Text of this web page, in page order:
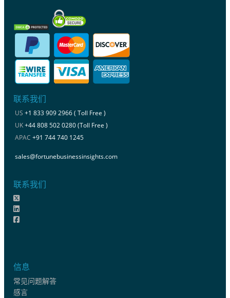
联系我们
US +1 833 909 2966 ( Toll Free )
UK+44 808 502 0280 (Toll Free )
APAC +91 744 740 1245
sales@fortunebusinessinsights.com
联系我们
信息
常见问题解答
感言